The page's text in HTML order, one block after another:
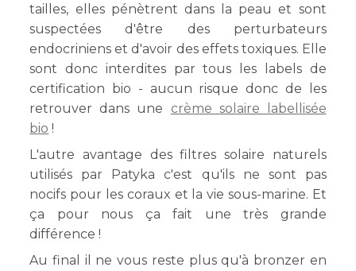
tailles, elles pénètrent dans la peau et sont
suspectées d'être des perturbateurs
endocriniens et d'avoir des effets toxiques. Elle
sont donc interdites par tous les labels de
certification bio - aucun risque donc de les
retrouver dans une crème solaire labellisée
bio !
L'autre avantage des filtres solaire naturels
utilisés par Patyka c'est qu'ils ne sont pas
nocifs pour les coraux et la vie sous-marine. Et
ça pour nous ça fait une très grande
différence !
Au final il ne vous reste plus qu'à bronzer en